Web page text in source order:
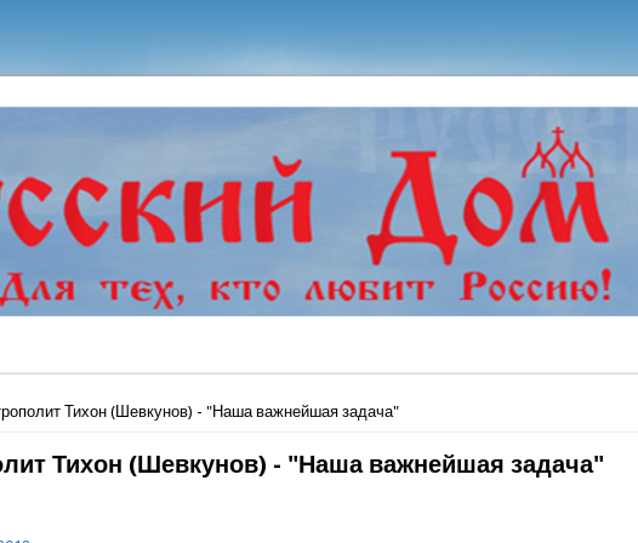
Тихон (Шевкунов) - "Наша важнейшая задача"
Тихон (Шевкунов) - "Наша важнейшая задача"